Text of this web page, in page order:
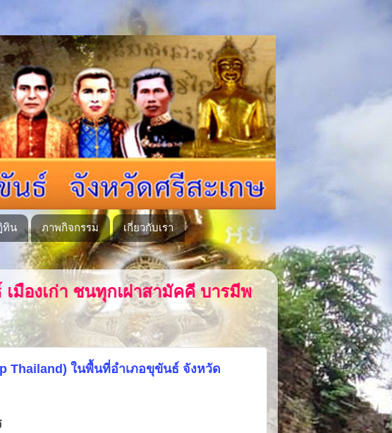
ทิน ภาพกิจกรรม เกี่ยวกับเรา
สามัคคี บารมีพระแก้วเนรมิตวัดลำภูคู่หลวงพ่อโตวั
Thailand) ในพื้นที่อำเภอขุขันธ์ จังหวัด